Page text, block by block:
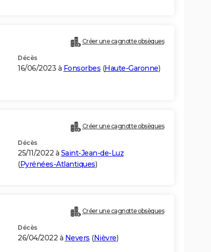
Créer une cagnotte obsèques
Décès
16/06/2023 à Fonsorbes (Haute-Garonne)
Créer une cagnotte obsèques
Décès
25/11/2022 à Saint-Jean-de-Luz
(Pyrénées-Atlantiques)
Créer une cagnotte obsèques
Décès
26/04/2022 à Nevers (Nièvre)